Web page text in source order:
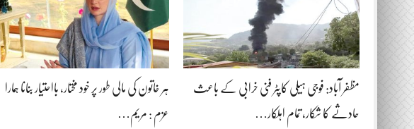
مظفر آباد: فوجی ہیلی کاپٹر فنی خرابی کے باعث
حادثے کا شکار، تمام اہلکار…
ہر خاتون کی مالی طور پر خود مختار، بااحتیار بنانا ہمارا
عزم : مریم…